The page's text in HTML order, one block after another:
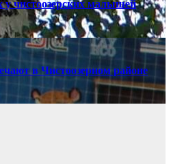
у чистоозерских малышей
в Чистоозерном районе